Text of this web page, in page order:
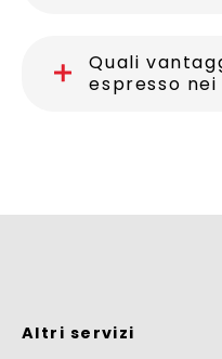
Quali
espresso
Altri servizi